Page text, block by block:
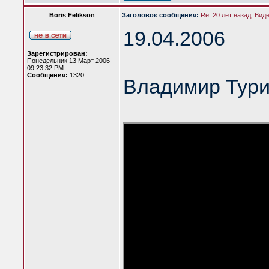
Boris Felikson Заголовок сообщения: Re: 20 лет назад.
Зарегистрирован:
Понедельник 13 Март 2006
09:23:32 PM
Сообщения: 1320
19.04.2006
Владимир